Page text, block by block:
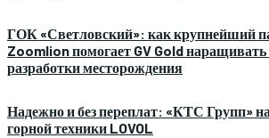
ГОК «Светловский»: как крупнейший
Zoomlion помогает GV Gold
разработки месторождения
Надежно и без переплат: «КТС Групп»
горной техники LOVOL